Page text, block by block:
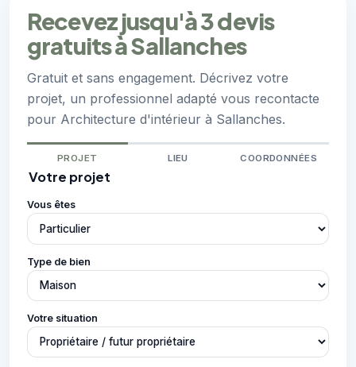
Recevez jusqu'à 3 devis
gratuits à Sallanches
Gratuit et sans engagement. Décrivez votre
projet, un professionnel adapté vous recontacte
pour Architecture d'intérieur à Sallanches.
PROJET LIEU COORDONNÉES
Votre projet
Vous êtes
Type de bien
Votre situation